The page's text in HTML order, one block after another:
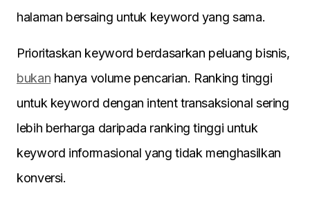
halaman bersaing untuk keyword yang sama.
Prioritaskan keyword berdasarkan peluang bisnis,
bukan hanya volume pencarian. Ranking tinggi
untuk keyword dengan intent transaksional sering
lebih berharga daripada ranking tinggi untuk
keyword informasional yang tidak menghasilkan
konversi.